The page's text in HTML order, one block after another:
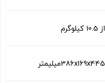
از 10.5 کیلوگرم
386x169x445میلیمتر